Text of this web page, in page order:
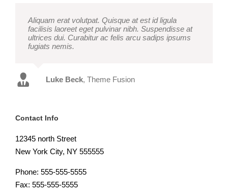
Aliquam erat volutpat. Quisque at est id ligula
facilisis laoreet eget pulvinar nibh. Suspendisse at
ultrices dui. Curabitur ac felis arcu sadips ipsums
fugiats nemis.
Luke Beck, Theme Fusion
Contact Info
12345 north Street
New York City, NY 555555
Phone: 555-555-5555
Fax: 555-555-5555